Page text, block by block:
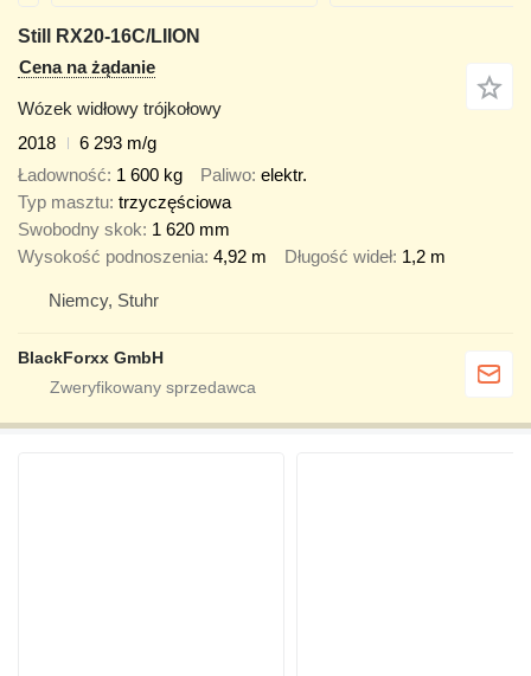
Still RX20-16C/LIION
Cena na żądanie
Wózek widłowy trójkołowy
2018
6 293 m/g
Ładowność 1 600 kg Paliwo elektr.
Typ masztu trzyczęściowa
Swobodny skok 1 620 mm
Wysokość podnoszenia 4,92 m Długość wideł 1,2 m
Niemcy, Stuhr
BlackForxx GmbH